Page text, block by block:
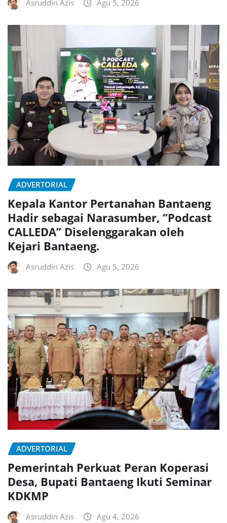
Asruddin Azis Agu 5, 2026
ADVERTORIAL
Kepala Kantor Pertanahan Bantaeng
Hadir sebagai Narasumber, “Podcast
CALLEDA” Diselenggarakan oleh
Kejari Bantaeng.
Asruddin Azis Agu 5, 2026
ADVERTORIAL
Pemerintah Perkuat Peran Koperasi
Desa, Bupati Bantaeng Ikuti Seminar
KDKMP
Asruddin Azis Agu 4, 2026